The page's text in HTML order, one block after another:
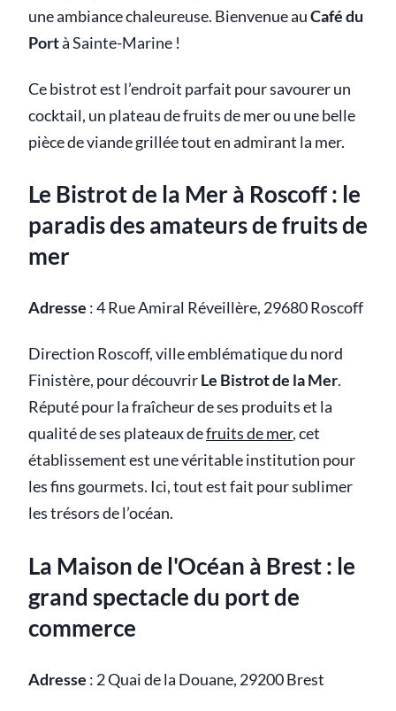
une ambiance chaleureuse. Bienvenue auCafé du
Portà Sainte-Marine !
Ce bistrot est l’endroit parfait pour savourer un
cocktail, un plateau de fruits de mer ou une belle
pièce de viande grillée tout en admirant la mer.
Le Bistrot de la Mer à Roscoff : le
paradis des amateurs de fruits de
mer
Adresse :4 Rue Amiral Réveillère, 29680 Roscoff
Direction Roscoff, ville emblématique du nord
Finistère, pour découvrirLe Bistrot de la Mer.
Réputé pour la fraîcheur de ses produits et la
qualité de ses plateaux defruits de mer, cet
établissement est une véritable institution pour
les fins gourmets. Ici, tout est fait pour sublimer
les trésors de l’océan.
La Maison de l'Océan à Brest : le
grand spectacle du port de
commerce
Adresse : 2 Quai de la Douane, 29200 Brest